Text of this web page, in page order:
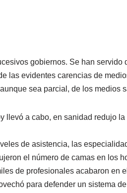
gobiernos. Se han
las evidentes carencias de
sea parcial, de los medios
llevó a cabo, en sanidad redujo
de asistencia, las
el número de camas en los
de profesionales acabaron en
para defender un sistema